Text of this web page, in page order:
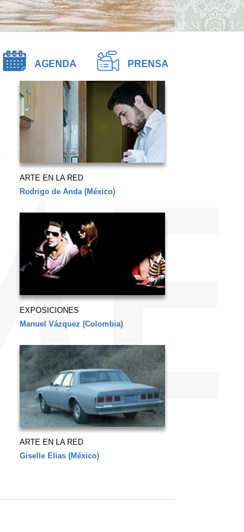
AGENDA PRENSA
ARTE EN LA RED
Rodrigo de Anda (México)
EXPOSICIONES
Manuel Vázquez (Colombia)
ARTE EN LA RED
Giselle Elias (México)